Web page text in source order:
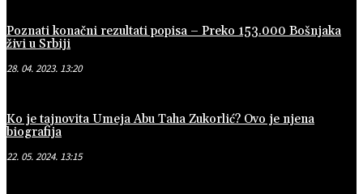
Poznati konačni rezultati popisa – Preko 153.000 Bošnjaka
živi u Srbiji
28. 04. 2023. 13:20
Ko je tajnovita Umeja Abu Taha Zukorlić? Ovo je njena
biografija
22. 05. 2024. 13:15